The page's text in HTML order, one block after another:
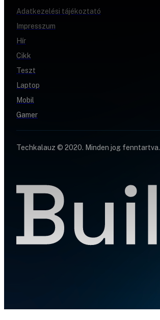
Adatkezelési tájékoztató
Impresszum
Hír
Cikk
Teszt
Laptop
Mobil
Gamer
Techkalauz © 2020. Minden jog fenntartva.